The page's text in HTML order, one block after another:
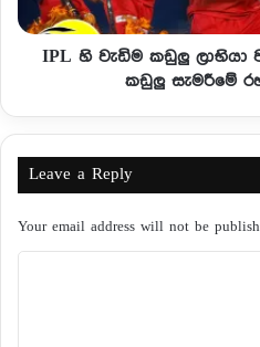
IPL හි වැඩිම කඩුලු
කඩුලු සැමරීමේ
Leave a Reply
Your email address will not be